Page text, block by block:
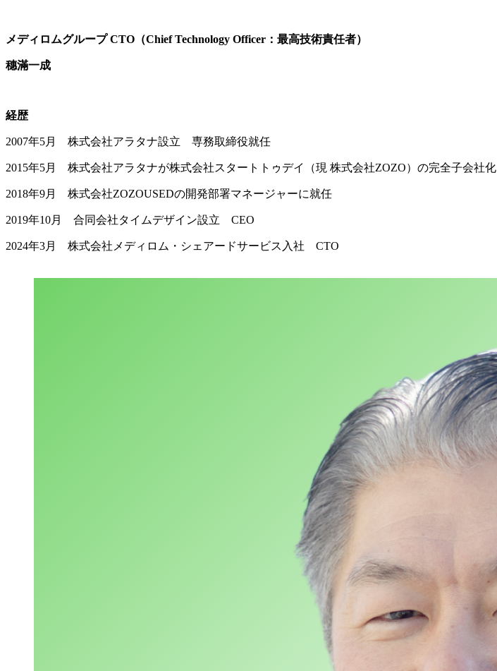
メディロムグループ CTO（Chief Technology Officer：最高技術責任者）
穗滿一成
経歴
2007年5月 株式会社アラタナ設立 専務取締役就任
2015年5月 株式会社アラタナが株式会社スタートトゥデイ（現 株式会社ZOZO）の完全子会社化
2018年9月 株式会社ZOZOUSEDの開発部署マネージャーに就任
2019年10月 合同会社タイムデザイン設立 CEO
2024年3月 株式会社メディロム・シェアードサービス入社 CTO